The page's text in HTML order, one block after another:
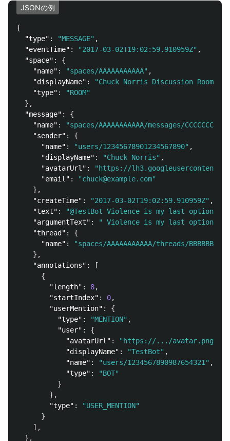
JSONの例
{
"type" : "MESSAGE" ,
"eventTime" : "2017-03-02T19:02:59.910959Z" ,
"space" :
{
"name" : "spaces/AAAAAAAAAAA" ,
"displayName" : "Chuck Norris Discussion Room"
"type" :
"ROOM"
},
"message" :
{
"name" :
"spaces/AAAAAAAAAAA/messages/
"sender" :
{
"name" : "users/12345678901234567890" ,
"displayName" : "Chuck Norris" ,
"avatarUrl" :
"https://
"email" :
"chuck@example.com"
},
"createTime" : "2017-03-02T19:02:59.910959Z" ,
"text" : "@TestBot Violence is my last option."
"argumentText" : " Violence is my last option."
"thread" :
{
"name" :
"spaces/AAAAAAAAAAA/threads/
},
"annotations" :
[
{
"length" : 8,
"startIndex" : 0,
"userMention" :
{
"type" : "MENTION" ,
"user" :
{
"avatarUrl" : "https://.../avatar.png"
"displayName" : "TestBot" ,
"name" : "users/1234567890987654321" ,
"type" :
"BOT"
}
},
"type" :
"USER_MENTION"
}
],
},